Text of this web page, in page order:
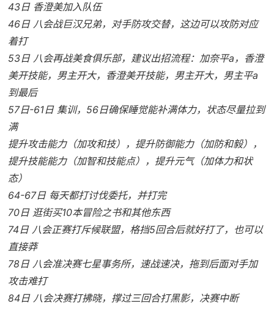
43日 香澄美加入队伍
46日 八会战巨汉兄弟，对手防攻交替，这边可以攻防对应
着打
53日 八会再战美食俱乐部，建议出招流程：加奈平a，香澄
美开技能，男主开大，香澄美开技能，男主开大，男主平a
到最后
57日-61日 集训，56日确保睡觉能补满体力，状态尽量拉到
满
提升攻击能力（加攻和技），提升防御能力（加防和毅），
提升技能能力（加智和技能点），提升元气（加体力和状
态）
64-67日 每天都打讨伐委托，并打完
70日 逛街买10本冒险之书和其他东西
74日 八会正赛打斥候联盟，格挡5回合后就好打了，也可以
直接莽
78日 八会准决赛七星事务所，速战速决，拖到后面对手加
攻击难打
84日 八会决赛打拂晓，撑过三回合打黑影，决赛中断